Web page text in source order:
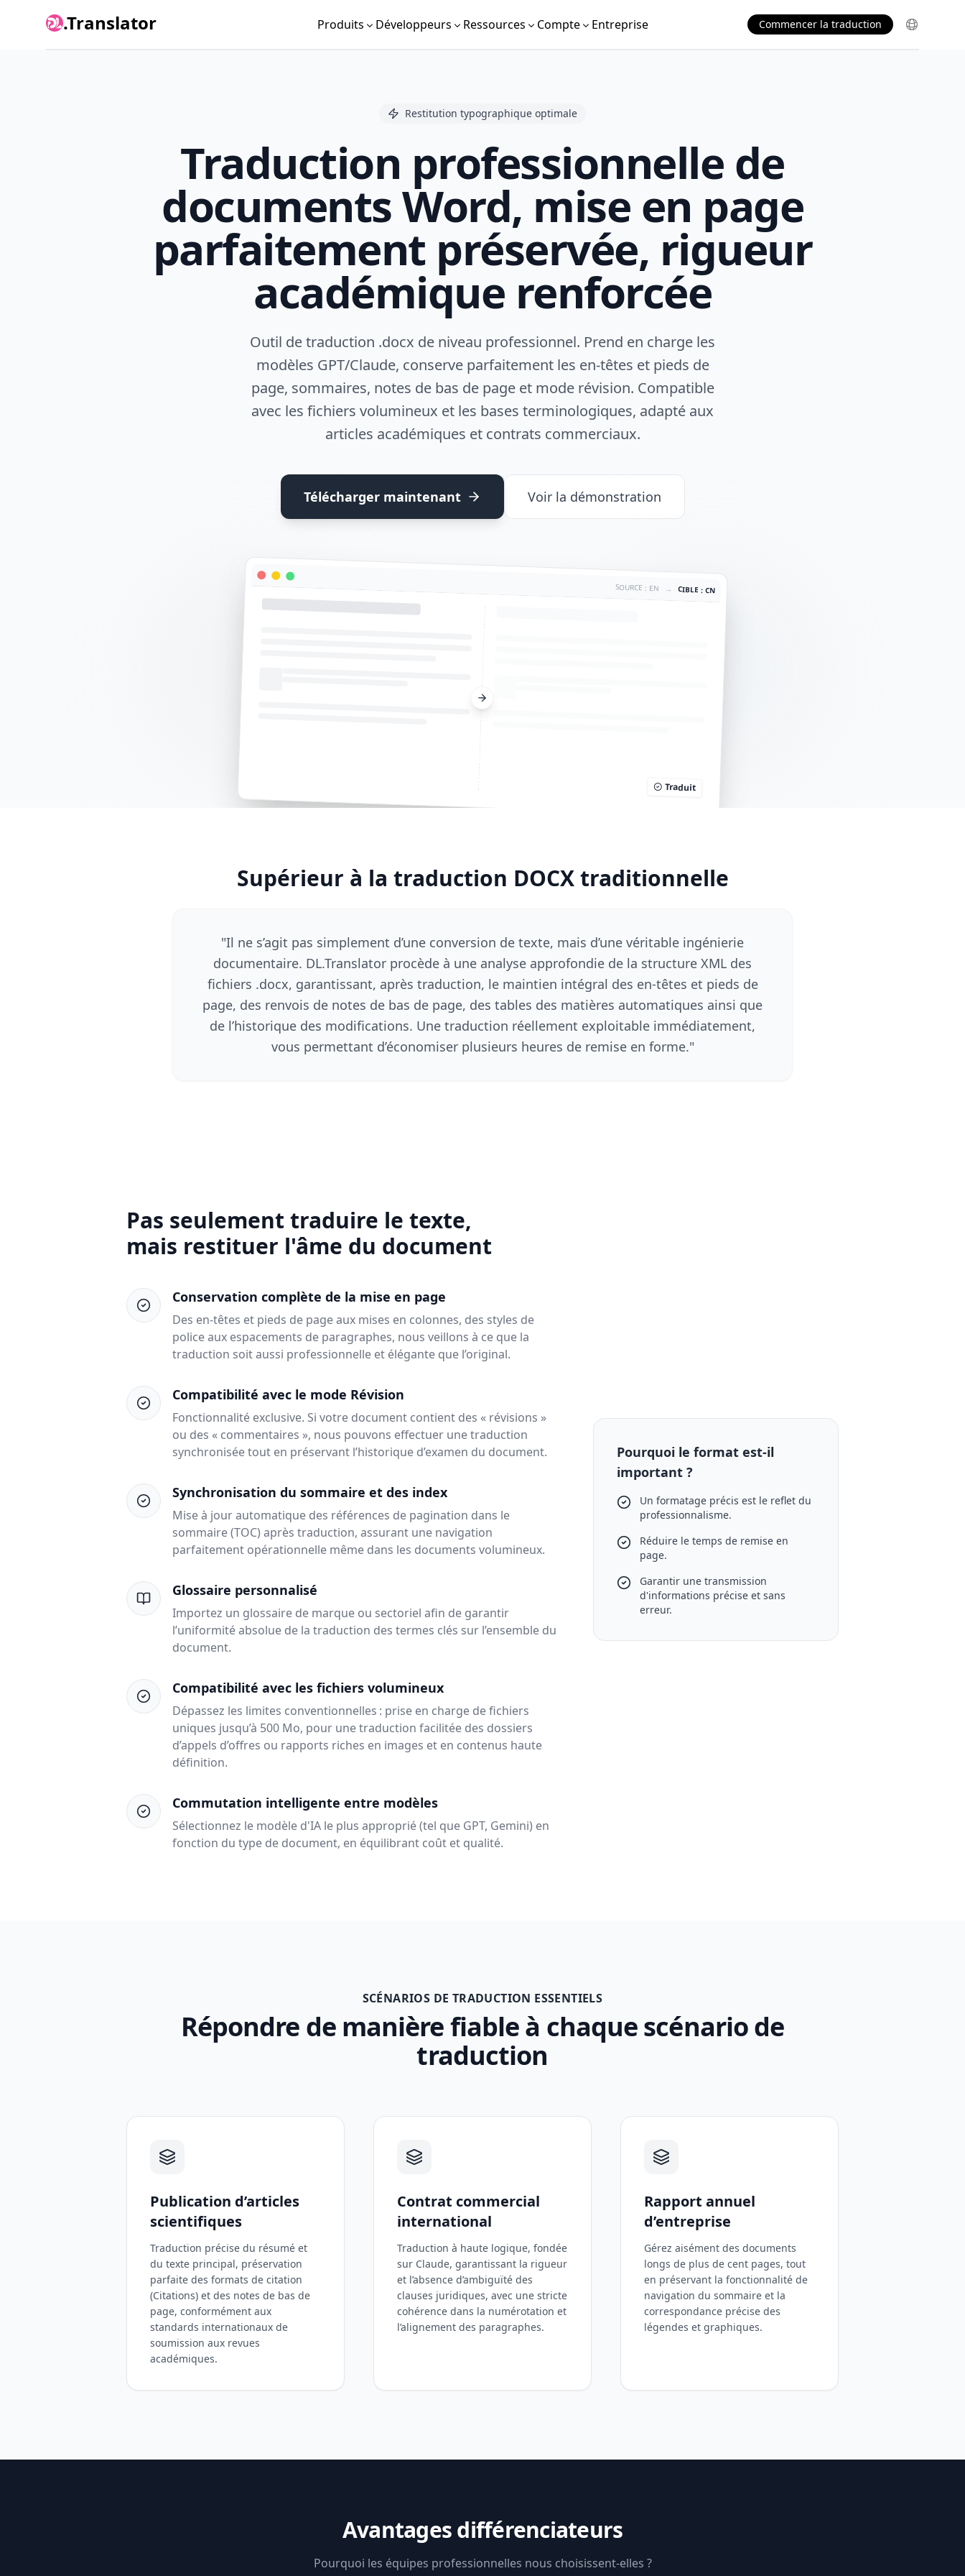
.Translator Produits Développeurs Ressources Compte Entreprise Commencer la traduction
Restitution typographique optimale
Traduction professionnelle de
documents Word, mise en page
parfaitement préservée, rigueur
académique renforcée
Outil de traduction .docx de niveau professionnel. Prend en charge les
modèles GPT/Claude, conserve parfaitement les en-têtes et pieds de
page, sommaires, notes de bas de page et mode révision. Compatible
avec les fichiers volumineux et les bases terminologiques, adapté aux
articles académiques et contrats commerciaux.
Télécharger maintenant Voir la démonstration
SOURCE : EN → CIBLE : CN
Traduit
Supérieur à la traduction DOCX traditionnelle
"Il ne s’agit pas simplement d’une conversion de texte, mais d’une véritable ingénierie
documentaire. DL.Translator procède à une analyse approfondie de la structure XML des
fichiers .docx, garantissant, après traduction, le maintien intégral des en-têtes et pieds de
page, des renvois de notes de bas de page, des tables des matières automatiques ainsi que
de l’historique des modifications. Une traduction réellement exploitable immédiatement,
vous permettant d’économiser plusieurs heures de remise en forme."
Pas seulement traduire le texte,
mais restituer l'âme du document
Conservation complète de la mise en page
Des en-têtes et pieds de page aux mises en colonnes, des styles de
police aux espacements de paragraphes, nous veillons à ce que la
traduction soit aussi professionnelle et élégante que l’original.
Compatibilité avec le mode Révision
Fonctionnalité exclusive. Si votre document contient des « révisions »
ou des « commentaires », nous pouvons effectuer une traduction
synchronisée tout en préservant l’historique d’examen du document.
Synchronisation du sommaire et des index
Mise à jour automatique des références de pagination dans le
sommaire (TOC) après traduction, assurant une navigation
parfaitement opérationnelle même dans les documents volumineux.
Glossaire personnalisé
Importez un glossaire de marque ou sectoriel afin de garantir
l’uniformité absolue de la traduction des termes clés sur l’ensemble du
document.
Compatibilité avec les fichiers volumineux
Dépassez les limites conventionnelles : prise en charge de fichiers
uniques jusqu’à 500 Mo, pour une traduction facilitée des dossiers
d’appels d’offres ou rapports riches en images et en contenus haute
définition.
Commutation intelligente entre modèles
Sélectionnez le modèle d'IA le plus approprié (tel que GPT, Gemini) en
fonction du type de document, en équilibrant coût et qualité.
Pourquoi le format est-il
important ?
Un formatage précis est le reflet du
professionnalisme.
Réduire le temps de remise en
page.
Garantir une transmission
d'informations précise et sans
erreur.
SCÉNARIOS DE TRADUCTION ESSENTIELS
Répondre de manière fiable à chaque scénario de
traduction
Publication d’articles
scientifiques
Traduction précise du résumé et
du texte principal, préservation
parfaite des formats de citation
(Citations) et des notes de bas de
page, conformément aux
standards internationaux de
soumission aux revues
académiques.
Contrat commercial
international
Traduction à haute logique, fondée
sur Claude, garantissant la rigueur
et l’absence d’ambiguïté des
clauses juridiques, avec une stricte
cohérence dans la numérotation et
l’alignement des paragraphes.
Rapport annuel
d’entreprise
Gérez aisément des documents
longs de plus de cent pages, tout
en préservant la fonctionnalité de
navigation du sommaire et la
correspondance précise des
légendes et graphiques.
Avantages différenciateurs
Pourquoi les équipes professionnelles nous choisissent-elles ?